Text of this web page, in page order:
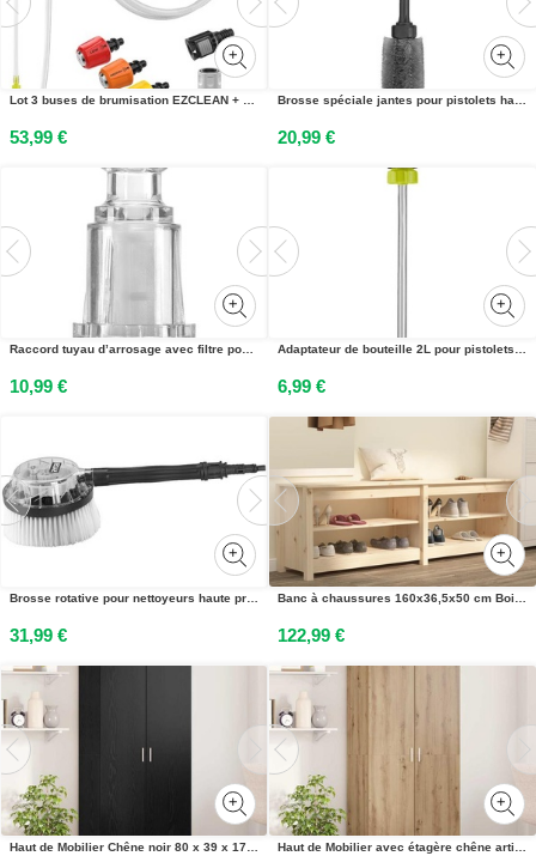
Lot 3 buses de brumisation EZCLEAN + adaptateur de bouteille 2 L + adaptateur large contenant (avec rallonge)
53,99 €
Brosse spéciale jantes pour pistolets haute pression 18V ONE+™
20,99 €
Raccord tuyau d’arrosage avec filtre pour nettoyeurs haute pression électriques Ryobi®
10,99 €
Adaptateur de bouteille 2L pour pistolets haute pression 18V ONE+™
6,99 €
Brosse rotative pour nettoyeurs haute pression électriques Ryobi®
31,99 €
Banc à chaussures 160x36,5x50 cm Bois de pin massif
122,99 €
Haut de Mobilier Chêne noir 80 x 39 x 178 cm Bois dingénierie Haut de Mobilier avec étagère chêne artisanal 80 x 39 x 178 cm